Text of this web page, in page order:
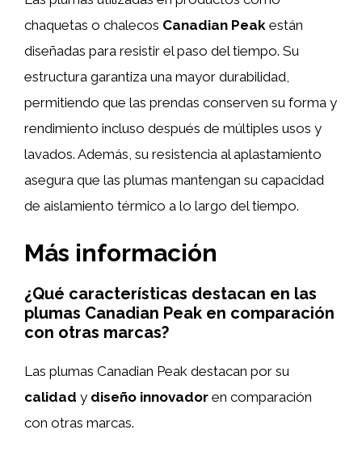
chaquetas o chalecos Canadian Peak están
diseñadas para resistir el paso del tiempo. Su
estructura garantiza una mayor durabilidad,
permitiendo que las prendas conserven su forma y
rendimiento incluso después de múltiples usos y
lavados. Además, su resistencia al aplastamiento
asegura que las plumas mantengan su capacidad
de aislamiento térmico a lo largo del tiempo.
Más información
¿Qué características destacan en las
plumas Canadian Peak en comparación
con otras marcas?
Las plumas Canadian Peak destacan por su
calidad y diseño innovador en comparación
con otras marcas.